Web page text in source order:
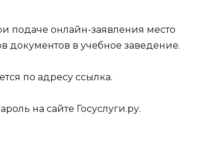
подаче онлайн-заявления место
документов в учебное заведение.
по адресу ссылка.
на сайте Госуслуги.ру.